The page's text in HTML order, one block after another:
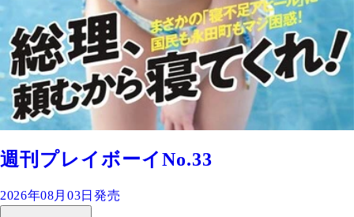
週刊プレイボーイNo.33
2026年08月03日発売